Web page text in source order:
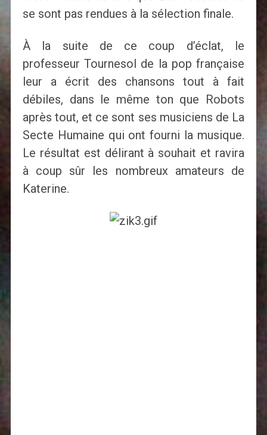
se sont pas rendues à la sélection finale.
À la suite de ce coup d’éclat, le
professeur Tournesol de la pop française
leur a écrit des chansons tout à fait
débiles, dans le même ton que Robots
après tout, et ce sont ses musiciens de La
Secte Humaine qui ont fourni la musique.
Le résultat est délirant à souhait et ravira
à coup sûr les nombreux amateurs de
Katerine.